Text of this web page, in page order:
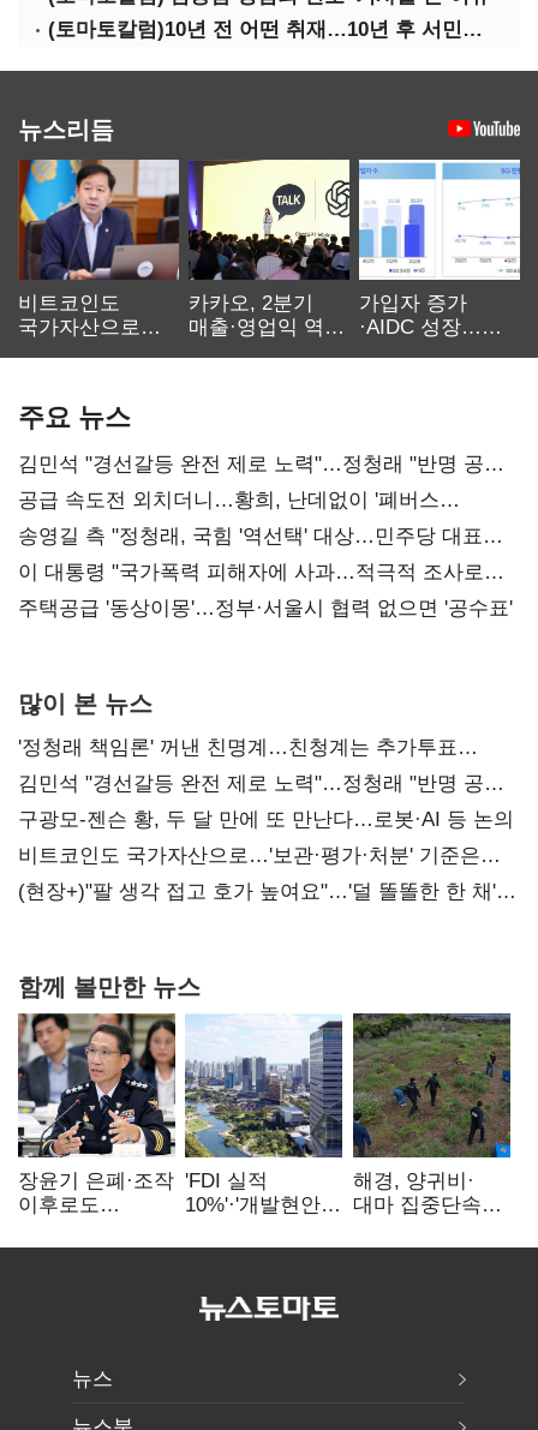
(토마토칼럼)10년 전 어떤 취재…10년 후 서민석·박상용
뉴스리듬
비트코인도
국가자산으로…'
카카오, 2분기
매출·영업익 역대
가입자 증가
·AIDC 성장…
주요 뉴스
김민석 "경선갈등 완전 제로 노력"…정청래 "반명 공세
사과부터"
공급 속도전 외치더니…황희, 난데없이 '폐버스
리모델링' 제안
송영길 측 "정청래, 국힘 '역선택' 대상…민주당 대표로
총선 지휘 못해"
이 대통령 "국가폭력 피해자에 사과…적극적 조사로
진실 밝혀야"
주택공급 '동상이몽'…정부·서울시 협력 없으면 '공수표'
많이 본 뉴스
'정청래 책임론' 꺼낸 친명계…친청계는 추가투표
때리기
김민석 "경선갈등 완전 제로 노력"…정청래 "반명 공세
사과부터"
구광모-젠슨 황, 두 달 만에 또 만난다…로봇·AI 등 논의
비트코인도 국가자산으로…'보관·평가·처분' 기준은
숙제
(현장+)"팔 생각 접고 호가 높여요"…'덜 똘똘한 한 채'
함께 볼만한 뉴스
장윤기 은폐·조작
이후로도
내부비위…경찰
'FDI 실적
10%'·'개발현안
인천경제청장
해경, 양귀비·
대마 집중단속…
249명 검거
뉴스